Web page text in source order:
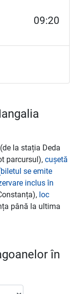
09:20
(de la stația Deda
parcursul), cușetă
se emite
inclus în
loc
până la ultima
în